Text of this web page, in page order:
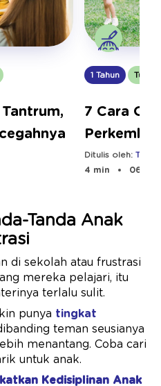
1 Tahun
7 Cara
Emosional
Ditulis oleh: Tim
4 min
06
Tanda Anak
di sekolah atau frustrasi
mereka pelajari, itu
terlalu sulit.
punya tingkat
teman seusianya
menantang. Coba cari
untuk anak.
Kedisiplinan Anak